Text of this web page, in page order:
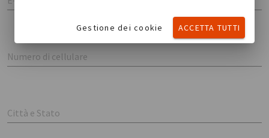
Numero di cellulare
Città e Stato
Gestione dei cookie ACCETTA TUTTI